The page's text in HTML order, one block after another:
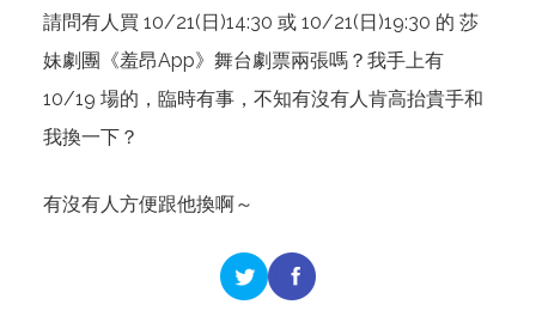
請問有人買 10/21(日)14:30 或 10/21(日)19:30 的 莎
妹劇團《羞昂App》舞台劇票兩張嗎？我手上有
10/19 場的，臨時有事，不知有沒有人肯高抬貴手和
我換一下？
有沒有人方便跟他換啊～